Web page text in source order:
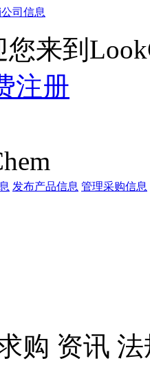
公司信息
来到
注册
发布产品信息 管理采购信息
购 资讯 法